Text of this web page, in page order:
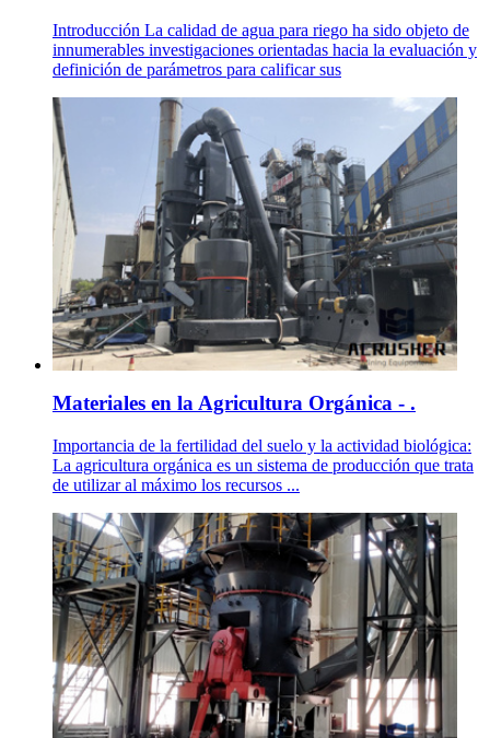
Introducción La calidad de agua para riego ha sido objeto de
innumerables investigaciones orientadas hacia la evaluación y
definición de parámetros para calificar sus
Materiales en la Agricultura Orgánica - .
Importancia de la fertilidad del suelo y la actividad biológica:
La agricultura orgánica es un sistema de producción que trata
de utilizar al máximo los recursos ...